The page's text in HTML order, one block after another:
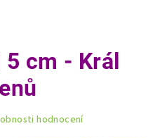
cm - Král
hodnocení